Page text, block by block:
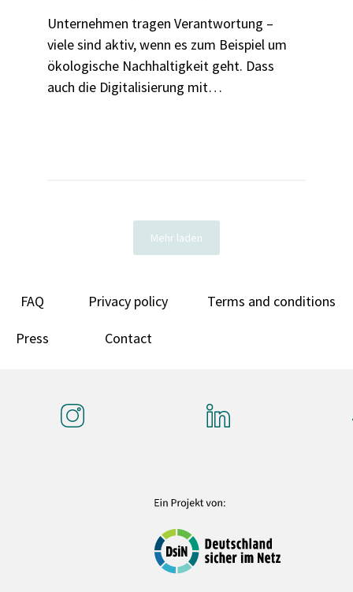
Unternehmen tragen Verantwortung –
viele sind aktiv, wenn es zum Beispiel um
ökologische Nachhaltigkeit geht. Dass
auch die Digitalisierung mit
BMUV gesprochen.Mehr laden
FAQ Privacy policy Terms and conditions
Press Contact